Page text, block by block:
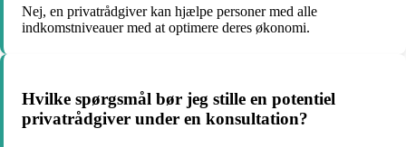
Nej, en privatrådgiver kan hjælpe personer med alle
indkomstniveauer med at optimere deres økonomi.
Hvilke spørgsmål bør jeg stille en potentiel
privatrådgiver under en konsultation?